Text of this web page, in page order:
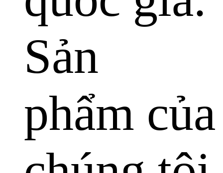
Sản
phẩm của